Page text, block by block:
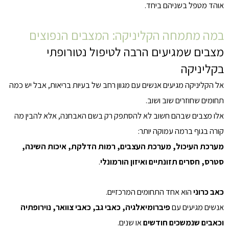
אוהד מטפל בשניהם ביחד.
במה מתמחה הקליניקה: המצבים הנפוצים
מצבים שמגיעים הרבה לטיפול נטורופתי
בקליניקה
אל הקליניקה מגיעים אנשים עם מגוון רחב של בעיות בריאות, אבל יש כמה
תחומים שחוזרים שוב ושוב.
אלו מצבים שבהם חשוב לא להסתפק רק בשם האבחנה, אלא להבין מה
קורה בגוף ברמה עמוקה יותר:
מערכת העיכול, מערכת העצבים, רמות הדלקת, איכות השינה,
סטרס, חסרים תזונתיים ואיזון הורמונלי.
כאב כרוניהוא אחד התחומים המרכזיים.
אנשים מגיעים עםפיברומיאלגיה, כאבי גב, כאבי צוואר, נוירופתיה
וכאבים שנמשכים חודשיםאו שנים.